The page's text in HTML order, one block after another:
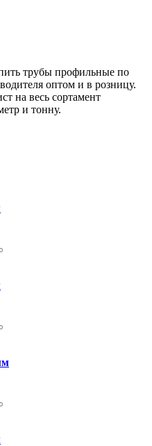
трубы профильные по
оптом и в розницу.
на весь сортамент
и тонну.